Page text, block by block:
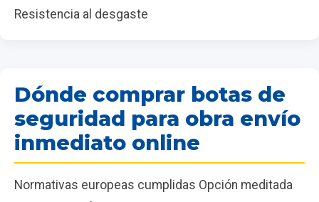
Resistencia al desgaste
Dónde comprar botas de
seguridad para obra envío
inmediato online
Normativas europeas cumplidas Opción meditada